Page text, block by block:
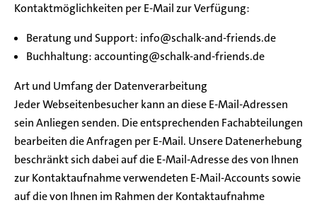
Kontaktmöglichkeiten per E-Mail zur Verfügung:
Beratung und Support: info@schalk-and-friends.de
Buchhaltung: accounting@schalk-and-friends.de
Art und Umfang der Datenverarbeitung
Jeder Webseitenbesucher kann an diese E-Mail-Adressen
sein Anliegen senden. Die entsprechenden Fachabteilungen
bearbeiten die Anfragen per E-Mail. Unsere Datenerhebung
beschränkt sich dabei auf die E-Mail-Adresse des von Ihnen
zur Kontaktaufnahme verwendeten E-Mail-Accounts sowie
auf die von Ihnen im Rahmen der Kontaktaufnahme